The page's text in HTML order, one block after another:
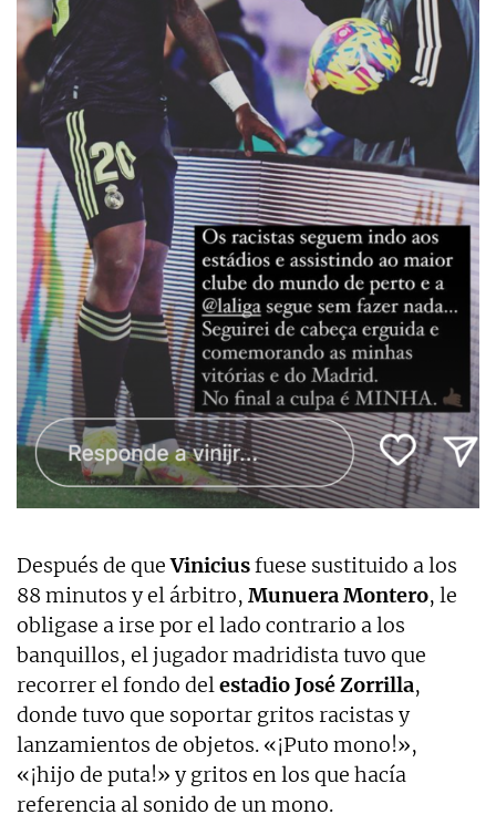
Después de queViniciusfuese sustituido a los
88 minutos y el árbitro, Munuera Montero, le
obligase a irse por el lado contrario a los
banquillos, el jugador madridista tuvo que
recorrer el fondo delestadio José Zorrilla,
donde tuvo que soportar gritos racistas y
lanzamientos de objetos. «¡Puto mono!»,
«¡hijo de puta!» y gritos en los que hacía
referencia al sonido de un mono.